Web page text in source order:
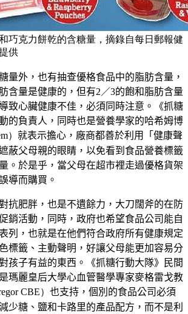
巧克力餅乾的含糖量，摘錄自每日郵報健
供
量外，也有抽查優格食品中的脂肪含量，
含量是健康的，但有2 ／3的飽和脂肪含量
致心臟健康不佳，必須同時注意。《抓糖
的負責人，同時也是營養學家的哈希姆博
） 就表示擔心，廠商都善於利用「健康聲
蔽父母親的眼睛，以免看到食品營養標籤
。於是乎，當父母在超市裡走過優格貨架
導而購買。
抗肥胖，也是不遺餘力，大刀闊斧的在防
銷活動，同時，政府也希望食品公司能自
列，也就是在他們符合政府所有健康規定
標籤、主動聲明，好讓父母能更加容易分
孩子有益的東西。《抓糖行動大隊》民間
瑪麗皇后大學心血管醫學專家麥格雷戈教
CBE） 也支持，個別的食品公司必須
少糖、鹽和卡路里的產品配方，而不是利